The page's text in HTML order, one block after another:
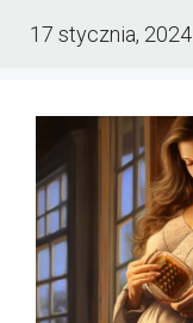
17 stycznia, 2024